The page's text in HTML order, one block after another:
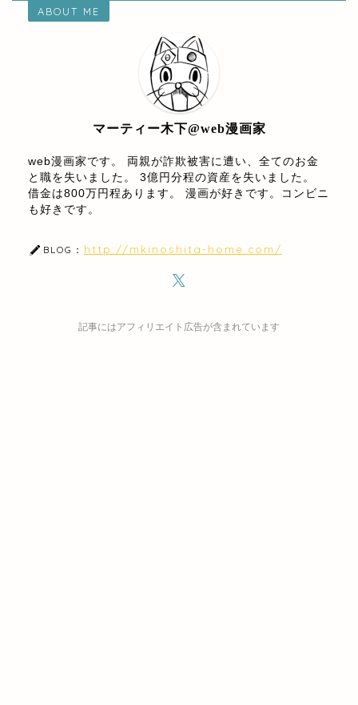
ABOUT ME
マーティー木下@web漫画家
web漫画家です。 両親が詐欺被害に遭い、全てのお金
と職を失いました。 3億円分程の資産を失いました。
借金は800万円程あります。 漫画が好きです。コンビニ
も好きです。
BLOG： http://mkinoshita-home.com/
記事にはアフィリエイト広告が含まれています